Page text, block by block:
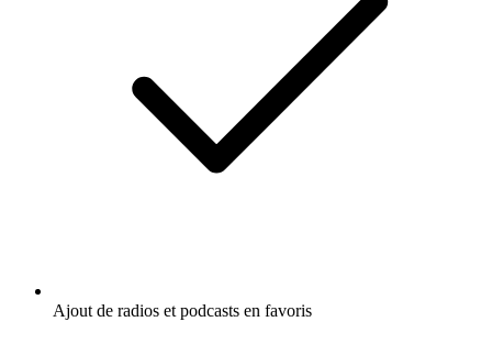
Ajout de radios et podcasts en favoris